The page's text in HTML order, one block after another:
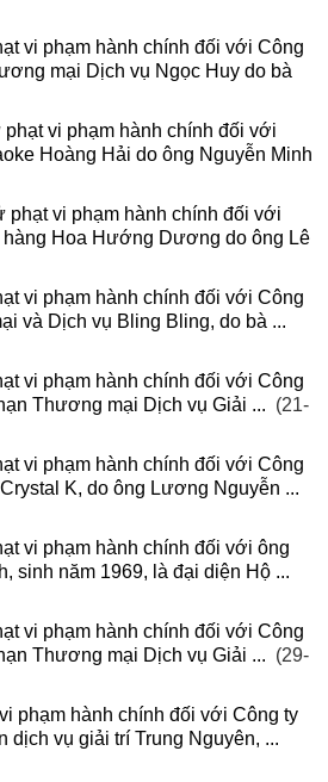
vi phạm hành chính đối với Công
mại Dịch vụ Ngọc Huy do bà
vi phạm hành chính đối với
Hoàng Hải do ông Nguyễn Minh
phạt vi phạm hành chính đối với
Hoa Hướng Dương do ông Lê
vi phạm hành chính đối với Công
và Dịch vụ Bling Bling, do bà ...
vi phạm hành chính đối với Công
Thương mại Dịch vụ Giải ... (21-
vi phạm hành chính đối với Công
K, do ông Lương Nguyễn ...
vi phạm hành chính đối với ông
sinh năm 1969, là đại diện Hộ ...
vi phạm hành chính đối với Công
Thương mại Dịch vụ Giải ... (29-
phạm hành chính đối với Công ty
dịch vụ giải trí Trung Nguyên, ...